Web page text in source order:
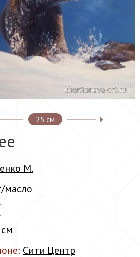
25 см
М.
масло
Сити Центр